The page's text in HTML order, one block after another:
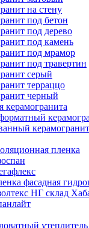
на стену
под бетон
под дерево
под камень
под мрамор
под травертин
серый
терраццо
черный
керамогранита
керамогранит
пленка
фасадная
НГ склад